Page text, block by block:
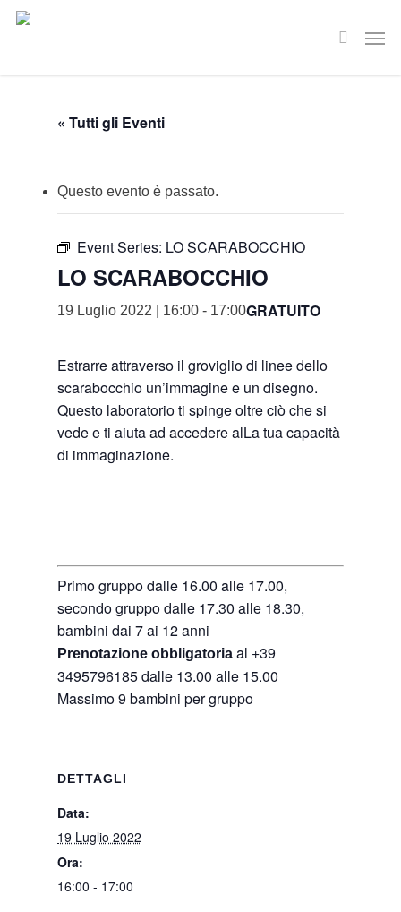
Skip
search
« Tutti gli Eventi
Questo evento è passato.
Event Series: LO SCARABOCCHIO
LO SCARABOCCHIO
19 Luglio 2022 | 16:00 - 17:00GRATUITO
Estrarre attraverso il groviglio di linee dello
scarabocchio un’immagine e un disegno.
Questo laboratorio ti spinge oltre ciò che si
vede e ti aiuta ad accedere alLa tua capacità
di immaginazione.
Primo gruppo dalle 16.00 alle 17.00,
secondo gruppo dalle 17.30 alle 18.30,
bambini dai 7 ai 12 anni
Prenotazione obbligatoria al +39
3495796185 dalle 13.00 alle 15.00
Massimo 9 bambini per gruppo
DETTAGLI
Data:
19 Luglio 2022
Ora:
16:00 - 17:00